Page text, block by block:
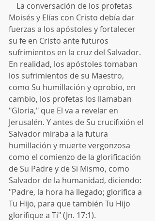
Moisés y Elías con Cristo debía dar
fuerzas a los apóstoles y fortalecer
su fe en Cristo ante futuros
sufrimientos en la cruz del Salvador.
En realidad, los apóstoles tomaban
los sufrimientos de su Maestro,
como Su humillación y oprobio, en
cambio, los profetas los llamaban
"Gloria," que El va a revelar en
Jerusalén. Y antes de Su crucifixión el
Salvador miraba a la futura
humillación y muerte vergonzosa
como el comienzo de la glorificación
de Su Padre y de Si Mismo, como
Salvador de la humanidad, diciendo:
"Padre, la hora ha llegado; glorifica a
Tu Hijo, para que también Tu Hijo
glorifique a Ti" (Jn. 17:1).